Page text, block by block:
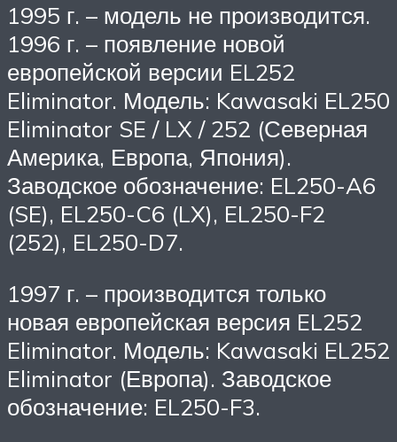
1995 г. – модель не производится.
1996 г. – появление новой
европейской версии EL252
Eliminator. Модель: Kawasaki EL250
Eliminator SE / LX / 252 (Северная
Америка, Европа, Япония).
Заводское обозначение: EL250-A6
(SE), EL250-C6 (LX), EL250-F2
(252), EL250-D7.
1997 г. – производится только
новая европейская версия EL252
Eliminator. Модель: Kawasaki EL252
Eliminator (Европа). Заводское
обозначение: EL250-F3.